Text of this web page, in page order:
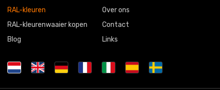
RAL-kleuren
RAL-kleurenwaaier kopen
Blog
Over ons
Contact
Links